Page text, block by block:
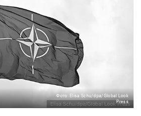
Фото: Elisa Schu/dpa/Global Look
Press